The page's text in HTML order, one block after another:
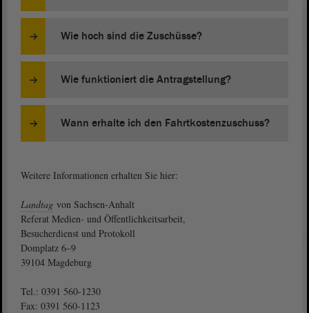
Wie hoch sind die Zuschüsse?
Wie funktioniert die Antragstellung?
Wann erhalte ich den Fahrtkostenzuschuss?
Weitere Informationen erhalten Sie hier:
Landtag von Sachsen-Anhalt
Referat Medien- und Öffentlichkeitsarbeit,
Besucherdienst und Protokoll
Domplatz 6–9
39104 Magdeburg
Tel.: 0391 560-1230
Fax: 0391 560-1123